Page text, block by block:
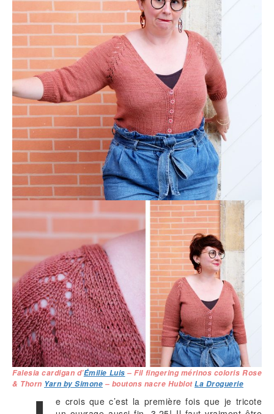
Falesia cardigan d’Émilie Luis – Fil fingering mérinos coloris Rose
& Thorn Yarn by Simone – boutons nacre HublotLa Droguerie
e crois que c’est la première fois que je tricote